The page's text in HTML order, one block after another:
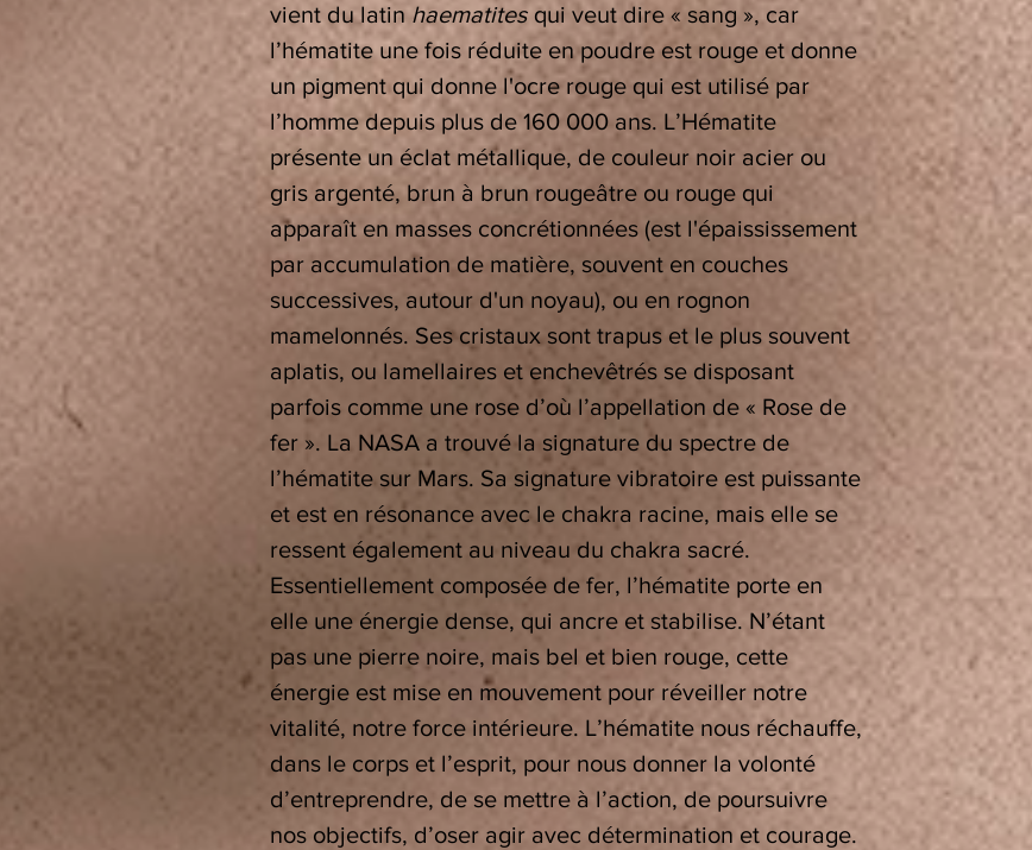
vient du latinhaematites qui veut dire « sang », car
l’hématite une fois réduite en poudre est rouge et donne
un pigment qui donne l'ocre rouge qui est utilisé par
l’homme depuis plus de 160 000 ans. L’Hématite
présente un éclat métallique, de couleur noir acier ou
gris argenté, brun à brun rougeâtre ou rouge qui
apparaît en masses concrétionnées (est l'épaississement
par accumulation de matière, souvent en couches
successives, autour d'un noyau), ou en rognon
mamelonnés. Ses cristaux sont trapus et le plus souvent
aplatis, ou lamellaires et enchevêtrés se disposant
parfois comme une rose d’où l’appellation de « Rose de
fer ». La NASA a trouvé la signature du spectre de
l’hématite sur Mars. Sa signature vibratoire est puissante
et est en résonance avec le chakra racine, mais elle se
ressent également au niveau du chakra sacré.
Essentiellement composée de fer, l’hématite porte en
elle une énergie dense, qui ancre et stabilise. N’étant
pas une pierre noire, mais bel et bien rouge, cette
énergie est mise en mouvement pour réveiller notre
vitalité, notre force intérieure. L’hématite nous réchauffe,
dans le corps et l’esprit, pour nous donner la volonté
d’entreprendre, de se mettre à l’action, de poursuivre
nos objectifs, d’oser agir avec détermination et courage.